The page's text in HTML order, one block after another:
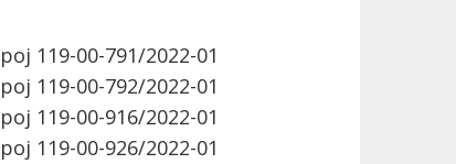
119-00-791/2022-01
119-00-792/2022-01
119-00-916/2022-01
119-00-926/2022-01